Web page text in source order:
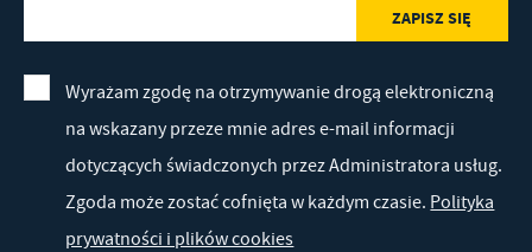
Wyrażam zgodę na otrzymywanie drogą elektroniczną
na wskazany przeze mnie adres e-mail informacji
dotyczących świadczonych przez Administratora usług.
Zgoda może zostać cofnięta w każdym czasie. Polityka
prywatności i plików cookies